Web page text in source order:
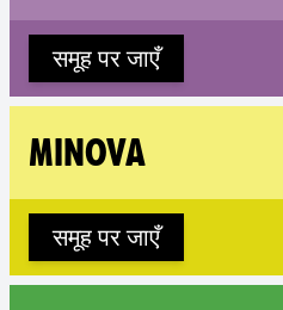
समूह पर जाएँ
MINOVA
समूह पर जाएँ